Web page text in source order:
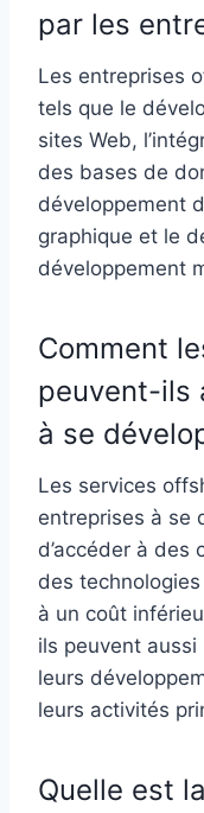
par les
Les entreprises
tels que le
sites Web,
des bases de
développement
graphique et le
développement
Comment
peuvent-ils
à se
Les services
entreprises à se
d’accéder à des
des
à un coût
ils peuvent aussi
leurs
leurs activités
Quelle est